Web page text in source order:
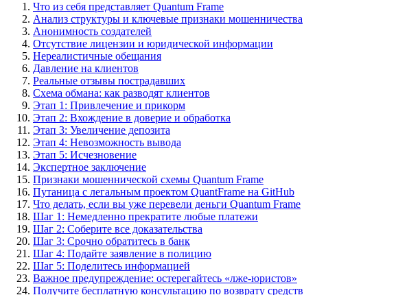
Что из себя представляет Quantum Frame
Анализ структуры и ключевые признаки мошенничества
Анонимность создателей
Отсутствие лицензии и юридической информации
Нереалистичные обещания
Давление на клиентов
Реальные отзывы пострадавших
Схема обмана: как разводят клиентов
Этап 1: Привлечение и прикорм
Этап 2: Вхождение в доверие и обработка
Этап 3: Увеличение депозита
Этап 4: Невозможность вывода
Этап 5: Исчезновение
Экспертное заключение
Признаки мошеннической схемы Quantum Frame
Путаница с легальным проектом QuantFrame на GitHub
Что делать, если вы уже перевели деньги Quantum Frame
Шаг 1: Немедленно прекратите любые платежи
Шаг 2: Соберите все доказательства
Шаг 3: Срочно обратитесь в банк
Шаг 4: Подайте заявление в полицию
Шаг 5: Поделитесь информацией
Важное предупреждение: остерегайтесь «лже-юристов»
Получите бесплатную консультацию по возврату средств